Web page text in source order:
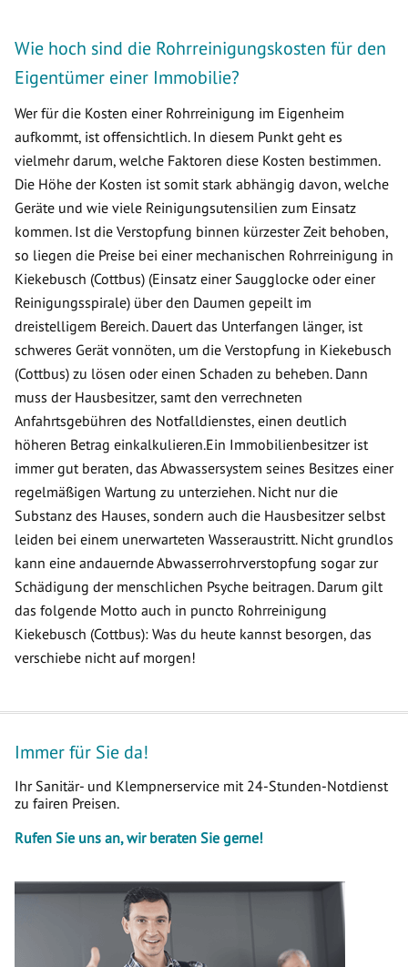
Wie hoch sind die Rohrreinigungskosten für den
Eigentümer einer Immobilie?
Wer für die Kosten einer Rohrreinigung im Eigenheim
aufkommt, ist offensichtlich. In diesem Punkt geht es
vielmehr darum, welche Faktoren diese Kosten bestimmen.
Die Höhe der Kosten ist somit stark abhängig davon, welche
Geräte und wie viele Reinigungsutensilien zum Einsatz
kommen. Ist die Verstopfung binnen kürzester Zeit behoben,
so liegen die Preise bei einer mechanischen Rohrreinigung in
Kiekebusch (Cottbus) (Einsatz einer Saugglocke oder einer
Reinigungsspirale) über den Daumen gepeilt im
dreistelligem Bereich. Dauert das Unterfangen länger, ist
schweres Gerät vonnöten, um die Verstopfung in Kiekebusch
(Cottbus) zu lösen oder einen Schaden zu beheben. Dann
muss der Hausbesitzer, samt den verrechneten
Anfahrtsgebühren des Notfalldienstes, einen deutlich
höheren Betrag einkalkulieren.Ein Immobilienbesitzer ist
immer gut beraten, das Abwassersystem seines Besitzes einer
regelmäßigen Wartung zu unterziehen. Nicht nur die
Substanz des Hauses, sondern auch die Hausbesitzer selbst
leiden bei einem unerwarteten Wasseraustritt. Nicht grundlos
kann eine andauernde Abwasserrohrverstopfung sogar zur
Schädigung der menschlichen Psyche beitragen. Darum gilt
das folgende Motto auch in puncto Rohrreinigung
Kiekebusch (Cottbus): Was du heute kannst besorgen, das
verschiebe nicht auf morgen!
Immer für Sie da!
Ihr Sanitär- und Klempnerservice mit 24-Stunden-Notdienst
zu fairen Preisen.
Rufen Sie uns an, wir beraten Sie gerne!